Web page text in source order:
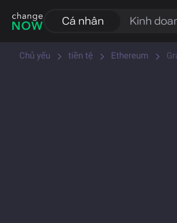
Cá nhân Kinh
Chủ yếu tiền tệ Ethereum